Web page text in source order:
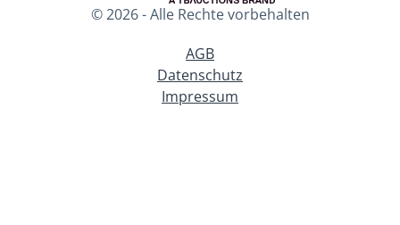
© 2026 - Alle Rechte vorbehalten
AGB
Datenschutz
Impressum